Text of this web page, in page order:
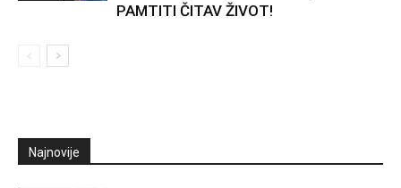
PAMTITI ČITAV ŽIVOT!
Najnovije